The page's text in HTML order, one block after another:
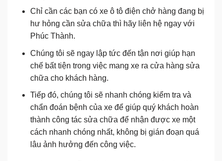
Chỉ cần các bạn có xe ô tô điện chở hàng đang bị
hư hỏng cần sửa chữa thì hãy liên hệ ngay với
Phúc Thành.
Chúng tôi sẽ ngay lập tức đến tận nơi giúp hạn
chế bất tiện trong việc mang xe ra cửa hàng sửa
chữa cho khách hàng.
Tiếp đó, chúng tôi sẽ nhanh chóng kiểm tra và
chẩn đoán bệnh của xe để giúp quý khách hoàn
thành công tác sửa chữa để nhận được xe một
cách nhanh chóng nhất, không bị gián đoạn quá
lâu ảnh hưởng đến công việc.